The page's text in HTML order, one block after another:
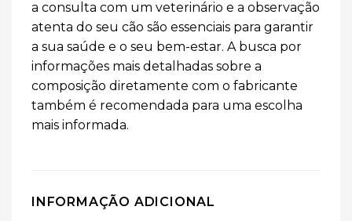
a consulta com um veterinário e a observação
atenta do seu cão são essenciais para garantir
a sua saúde e o seu bem-estar. A busca por
informações mais detalhadas sobre a
composição diretamente com o fabricante
também é recomendada para uma escolha
mais informada.
INFORMAÇÃO ADICIONAL